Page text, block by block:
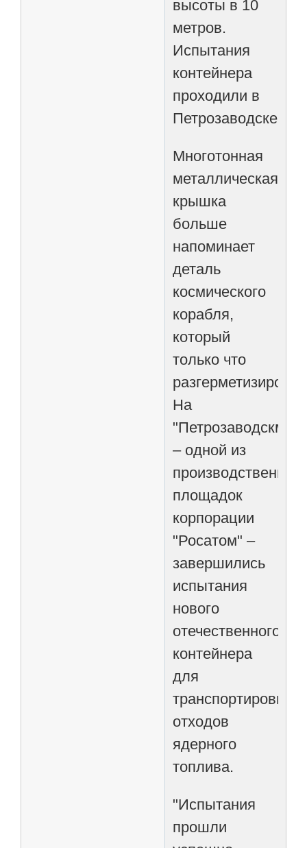
высоты в 10
метров.
Испытания
контейнера
проходили в
Петрозаводске.
Многотонная
металлическая
крышка
больше
напоминает
деталь
космического
корабля,
который
только что
На
– одной из
производственных
площадок
корпорации
"Росатом" –
завершились
испытания
нового
отечественного
контейнера
для
транспортировки
отходов
ядерного
топлива.
"Испытания
прошли